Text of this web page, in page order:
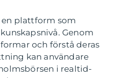
plattform som
Genom
och förstå deras
kan användare
i realtid-